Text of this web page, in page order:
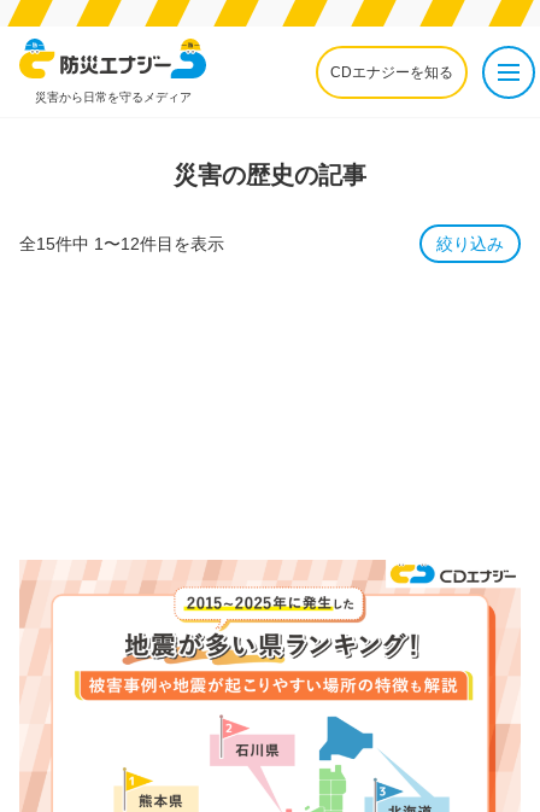
災害から日常を守るメディア
CDエナジーを知る
災害の歴史の記事
全15件中 1〜12件目を表示 絞り込み